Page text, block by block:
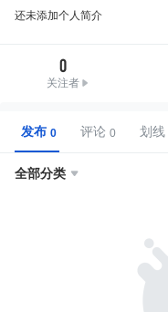
还未添加个人简介
0
关注者
发布 评论 划线
全部分类 